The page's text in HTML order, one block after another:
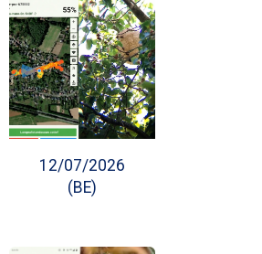
12/07/2026
(BE)